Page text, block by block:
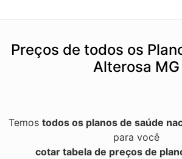
Preços de todos os
Alterosa MG
Temos todos os planos de saúde
para você
cotar tabela de preços de